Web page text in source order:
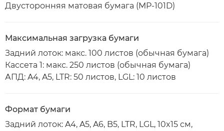
Двусторонняя матовая бумага (MP-101D)
Максимальная загрузка бумаги
Задний лоток: макс. 100 листов (обычная бумага)
Кассета 1: макс. 250 листов (обычная бумага)
АПД: A4, A5, LTR: 50 листов, LGL: 10 листов
Формат бумаги
Задний лоток: A4, A5, A6, B5, LTR, LGL, 10x15 см,